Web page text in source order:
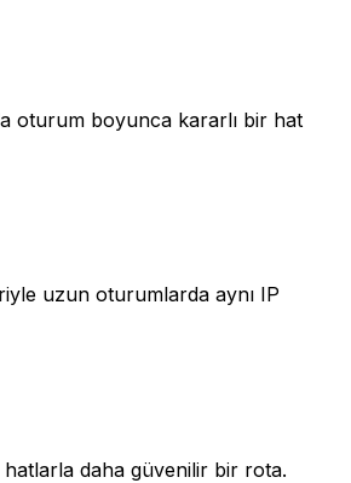
oturum boyunca kararlı bir hat
uzun oturumlarda aynı IP
hatlarla daha güvenilir bir rota.